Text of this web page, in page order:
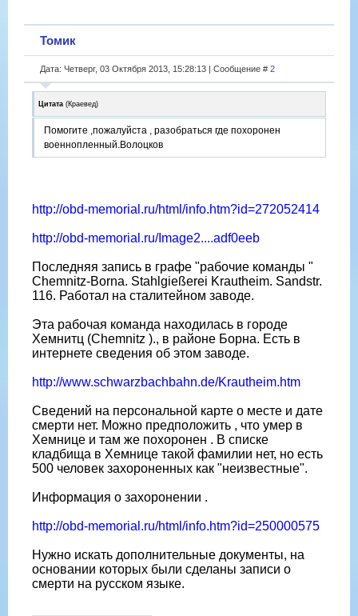
Томик
Дата: Четверг, 03 Октября 2013, 15:28:13 | Сообщение # 2
Цитата (Краевед)
Помогите ,пожалуйста , разобраться где похоронен
военнопленный.Волоцков
http://obd-memorial.ru/html/info.htm?id=272052414
http://obd-memorial.ru/Image2....adf0eeb
Последняя запись в графе "рабочие команды "
Chemnitz-Borna. Stahlgießerei Krautheim. Sandstr.
116. Работал на сталитейном заводе.
Эта рабочая команда находилась в городе
Хемнитц (Chemnitz )., в районе Борна. Есть в
интернете сведения об этом заводе.
http://www.schwarzbachbahn.de/Krautheim.htm
Сведений на персональной карте о месте и дате
смерти нет. Можно предположить , что умер в
Хемнице и там же похоронен . В списке
кладбища в Хемнице такой фамилии нет, но есть
500 человек захороненных как "неизвестные".
Информация о захоронении .
http://obd-memorial.ru/html/info.htm?id=250000575
Нужно искать дополнительные документы, на
основании которых были сделаны записи о
смерти на русском языке.